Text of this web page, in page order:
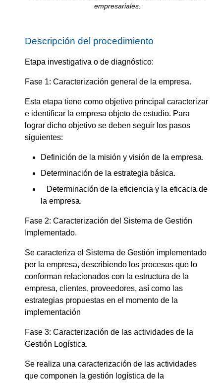
empresariales.
Descripción del procedimiento
Etapa investigativa o de diagnóstico:
Fase 1: Caracterización general de la empresa.
Esta etapa tiene como objetivo principal caracterizar
e identificar la empresa objeto de estudio. Para
lograr dicho objetivo se deben seguir los pasos
siguientes:
Definición de la misión y visión de la empresa.
Determinación de la estrategia básica.
Determinación de la eficiencia y la eficacia de
la empresa.
Fase 2: Caracterización del Sistema de Gestión
Implementado.
Se caracteriza el Sistema de Gestión implementado
por la empresa, describiendo los procesos que lo
conforman relacionados con la estructura de la
empresa, clientes, proveedores, así como las
estrategias propuestas en el momento de la
implementación
Fase 3: Caracterización de las actividades de la
Gestión Logística.
Se realiza una caracterización de las actividades
que componen la gestión logística de la